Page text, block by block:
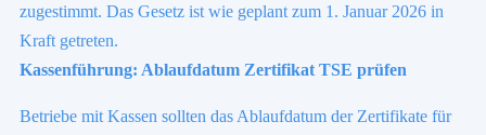
zugestimmt. Das Gesetz ist wie geplant zum 1. Januar 2026 in
Kraft getreten.
Kassenführung: Ablaufdatum Zertifikat TSE prüfen
Betriebe mit Kassen sollten das Ablaufdatum der Zertifikate für